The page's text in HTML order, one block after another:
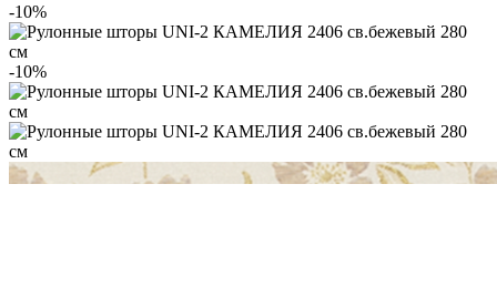
-10%
-10%